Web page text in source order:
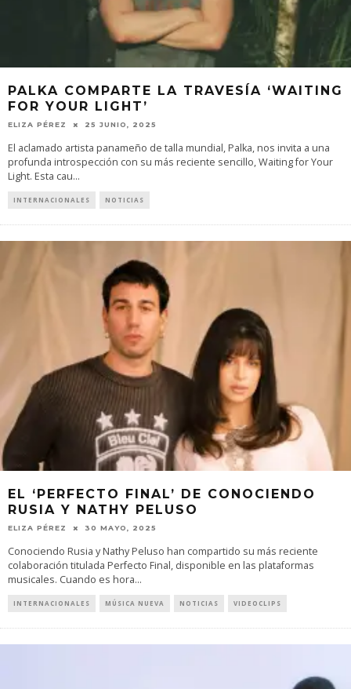
PALKA COMPARTE LA TRAVESÍA ‘WAITING
FOR YOUR LIGHT’
ELIZA PÉREZ 25 JUNIO, 2025
El aclamado artista panameño de talla mundial, Palka, nos invita a una
profunda introspección con su más reciente sencillo, Waiting for Your
Light. Esta cau...
INTERNACIONALES NOTICIAS
EL ‘PERFECTO FINAL’ DE CONOCIENDO
RUSIA Y NATHY PELUSO
ELIZA PÉREZ 30 MAYO, 2025
Conociendo Rusia y Nathy Peluso han compartido su más reciente
colaboración titulada Perfecto Final, disponible en las plataformas
musicales. Cuando es hora...
INTERNACIONALES MÚSICA NUEVA NOTICIAS VIDEOCLIPS